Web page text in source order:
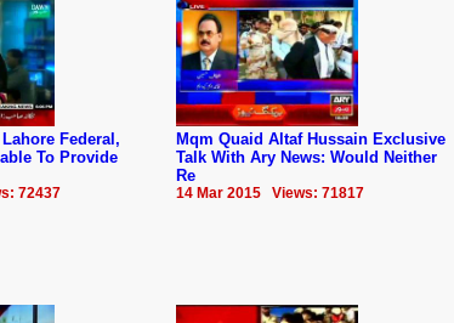
Federal,
To Provide
72437
Mqm Quaid Altaf Hussain Exclusive
Talk With Ary News: Would Neither
Re
14 Mar 2015 Views: 71817